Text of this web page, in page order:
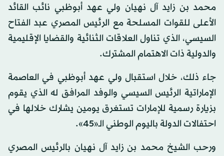
محمد بن زايد آل نهيان ولي عهد أبوظبي نائب القائد
الأعلى للقوات المسلحة مع الرئيس المصري عبد الفتاح
السيسي، الذي تناول العلاقات الثنائية والقضايا الإقليمية
والدولية ذات الاهتمام المشترك.
جاء ذلك، خلال استقبال ولي عهد أبوظبي في العاصمة
الإماراتية الرئيس السيسي والوفد المرافق له الذي يقوم
بزيارة رسمية للإمارات تستغرق يومين يشارك خلالها في
احتفالات الدولة باليوم الوطني الـ«45».
ورحب الشيخ محمد بن زايد آل نهيان بالرئيس المصري